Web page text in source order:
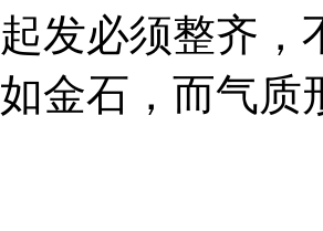
发必须整齐，
金石，而气质